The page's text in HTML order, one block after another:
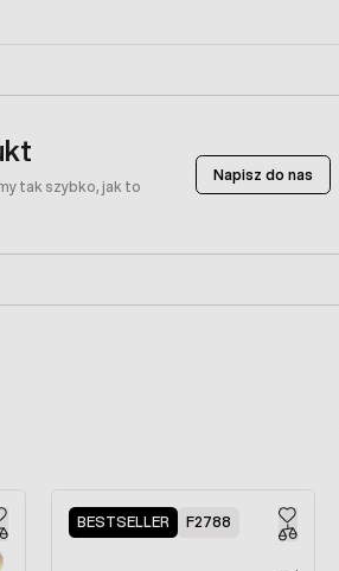
tak szybko, jak to
Napisz do nas
BESTSELLER F2788